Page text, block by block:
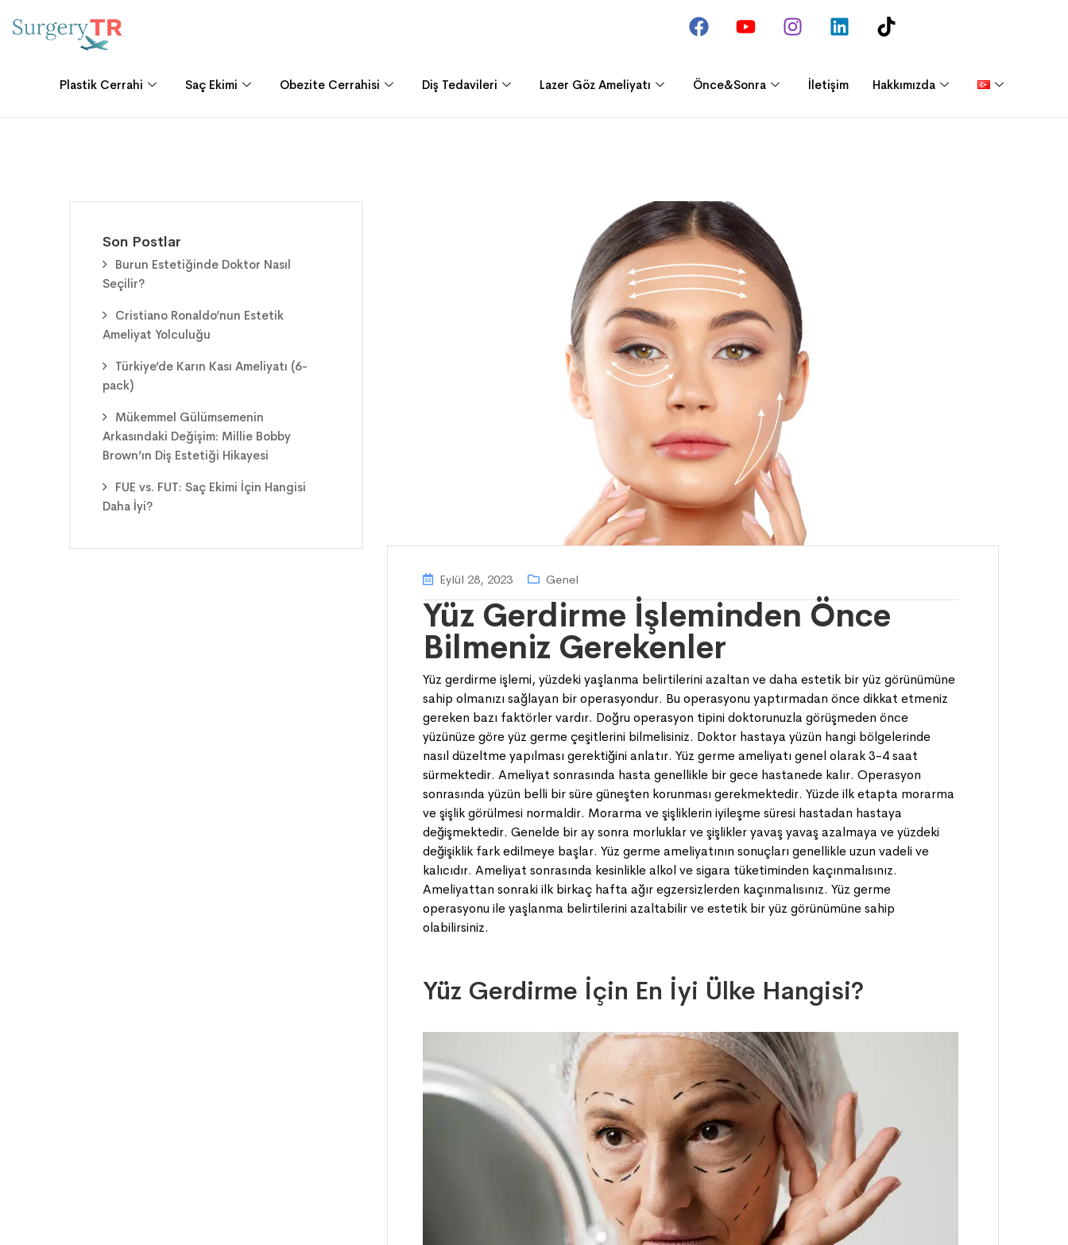
Plastik Cerrahi Saç Ekimi Obezite Cerrahisi Diş Tedavileri Lazer Göz Ameliyatı Önce&Sonra İletişim Hakkımızda
Son Postlar
Burun Estetiğinde Doktor Nasıl
Seçilir?
Cristiano Ronaldo’nun Estetik
Ameliyat Yolculuğu
Türkiye’de Karın Kası Ameliyatı (6-
pack)
Mükemmel Gülümsemenin
Arkasındaki Değişim: Millie Bobby
Brown’ın Diş Estetiği Hikayesi
FUE vs. FUT: Saç Ekimi İçin Hangisi
Daha İyi?
Eylül 28, 2023 Genel
Yüz Gerdirme İşleminden Önce
Bilmeniz Gerekenler
Yüz gerdirme işlemi, yüzdeki yaşlanma belirtilerini azaltan ve daha estetik bir yüz görünümüne
sahip olmanızı sağlayan bir operasyondur. Bu operasyonu yaptırmadan önce dikkat etmeniz
gereken bazı faktörler vardır. Doğru operasyon tipini doktorunuzla görüşmeden önce
yüzünüze göre yüz germe çeşitlerini bilmelisiniz. Doktor hastaya yüzün hangi bölgelerinde
nasıl düzeltme yapılması gerektiğini anlatır. Yüz germe ameliyatı genel olarak 3-4 saat
sürmektedir. Ameliyat sonrasında hasta genellikle bir gece hastanede kalır. Operasyon
sonrasında yüzün belli bir süre güneşten korunması gerekmektedir. Yüzde ilk etapta morarma
ve şişlik görülmesi normaldir. Morarma ve şişliklerin iyileşme süresi hastadan hastaya
değişmektedir. Genelde bir ay sonra morluklar ve şişlikler yavaş yavaş azalmaya ve yüzdeki
değişiklik fark edilmeye başlar. Yüz germe ameliyatının sonuçları genellikle uzun vadeli ve
kalıcıdır. Ameliyat sonrasında kesinlikle alkol ve sigara tüketiminden kaçınmalısınız.
Ameliyattan sonraki ilk birkaç hafta ağır egzersizlerden kaçınmalısınız. Yüz germe
operasyonu ile yaşlanma belirtilerini azaltabilir ve estetik bir yüz görünümüne sahip
olabilirsiniz.
Yüz Gerdirme İçin En İyi Ülke Hangisi?